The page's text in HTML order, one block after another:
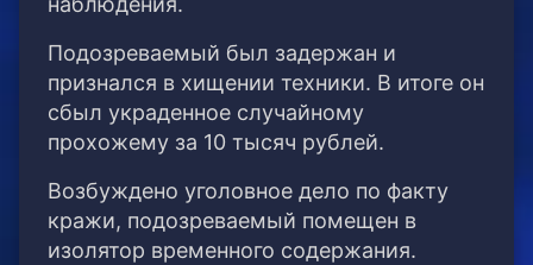
Подозреваемый был задержан и
признался в хищении техники. В итоге он
сбыл украденное случайному
прохожему за 10 тысяч рублей.
Возбуждено уголовное дело по факту
кражи, подозреваемый помещен в
изолятор временного содержания.